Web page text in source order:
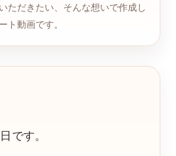
ただきたい、そんな想いで作成し
ト動画です。
です。